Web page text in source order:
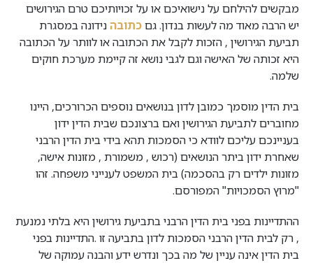
מבקשים להילחם על נישואיכם או על זכויותיכם טרם הגירושים
יש הרבה מאוד מה לעשות בנדון. גםכתובהנידונה במסגרת
תביעת הגירושין , הזכות לקבל את הכתובה או לוותר על הכתובה
היא זכותה של האישה וגם לגבי נושא זה קיימת מערכת חוקים
שלמה.
בית הדין מוסמך כמובן לדון בנושאים נוספים הכרורכים, היינו
מחוברים לתביעת הגירושין ואם ברצונכם שבית הדין ידון
בעניינכם עליכם לוודא כי הסמכות תהא בידי בית הדין הרבני
שאחרת ידון ביתר הנושאים (רכוש , משמורת , מזונות אישה,
מזונות ילדים רק בהסכמה) בית המשפט לענייני משפחה. זהו
"מרוץ הסמכויות" המפורסם.
ההתדיינות בפני בית הדין הרבני בתביעת גירושין היא בלתי נמנעת
, רק לבית הדין הרבני הסמכות לדון בתביעה זו .התדיינות בפני
בית הדין אינה עניין של מה בכך ונדרש ידע והבנה עמוקה של